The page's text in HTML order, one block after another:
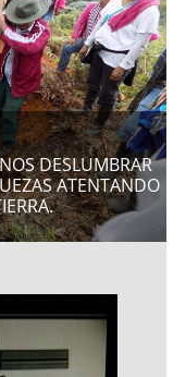
DESLUMBRAR
ATENTANDO